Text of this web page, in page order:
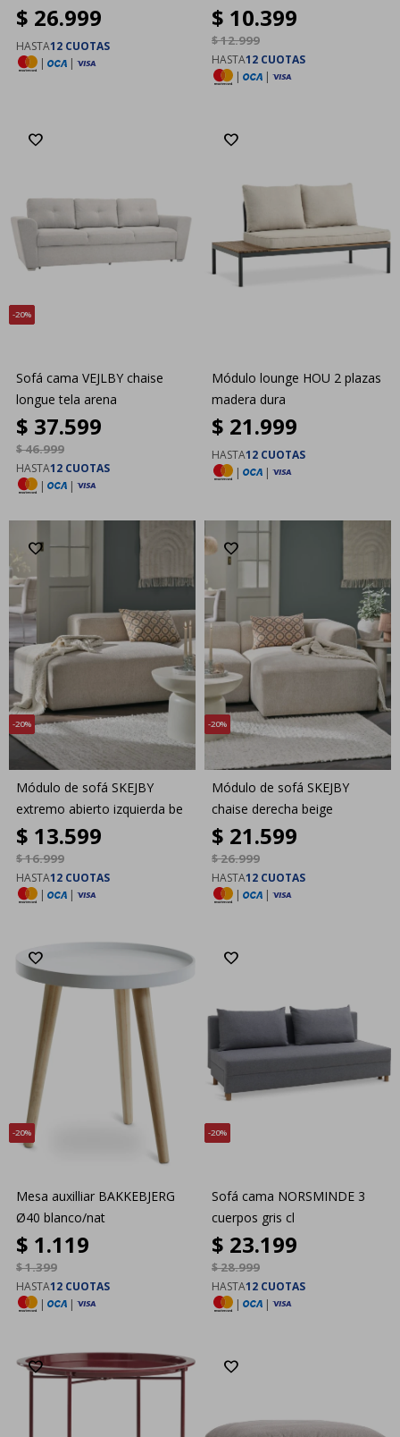
$ 26.999
HASTA12 CUOTAS
|
|
roble
$ 10.399
$12.999
HASTA12 CUOTAS
|
|
20
Sofá cama VEJLBY chaise
longue tela arena
$ 37.599
$46.999
HASTA12 CUOTAS
|
|
Módulo lounge HOU 2 plazas
madera dura
$ 21.999
HASTA12 CUOTAS
|
|
20
Módulo de sofá SKEJBY
extremo abierto izquierda be
$ 13.599
$16.999
HASTA12 CUOTAS
|
|
20
Módulo de sofá SKEJBY
chaise derecha beige
$ 21.599
$26.999
HASTA12 CUOTAS
|
|
20
Mesa auxilliar BAKKEBJERG
Ø40 blanco/nat
$ 1.119
$1.399
HASTA12 CUOTAS
|
|
20
Sofá cama NORSMINDE 3
cuerpos gris cl
$ 23.199
$28.999
HASTA12 CUOTAS
|
|